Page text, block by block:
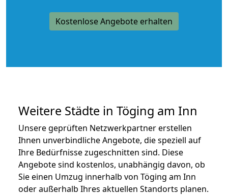
Kostenlose Angebote erhalten
Weitere Städte in Töging am Inn
Unsere geprüften Netzwerkpartner erstellen
Ihnen unverbindliche Angebote, die speziell auf
Ihre Bedürfnisse zugeschnitten sind. Diese
Angebote sind kostenlos, unabhängig davon, ob
Sie einen Umzug innerhalb von Töging am Inn
oder außerhalb Ihres aktuellen Standorts planen.